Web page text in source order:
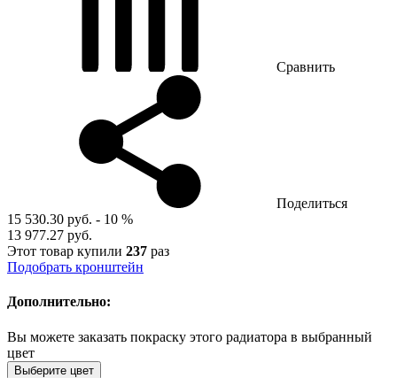
Сравнить
Поделиться
15 530.30 руб. - 10 %
13 977.27 руб.
Этот товар купили 237 раз
Подобрать кронштейн
Дополнительно:
Вы можете заказать покраску этого радиатора в выбранный
цвет
Выберите цвет